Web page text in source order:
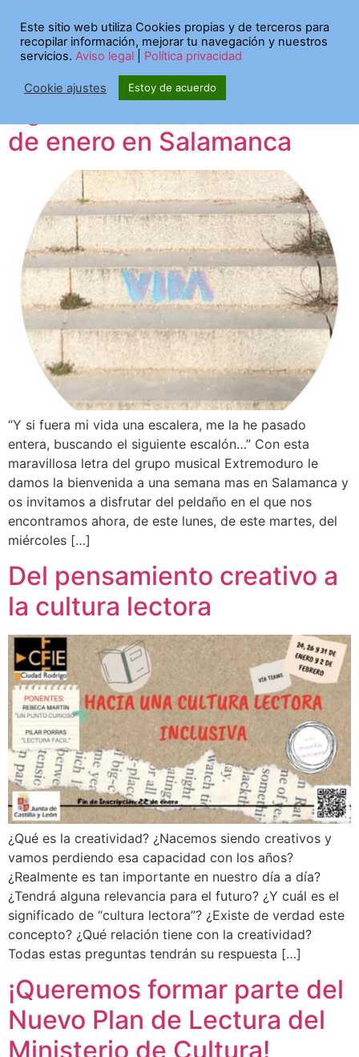
Etiqueta:plan de
lectura
Agenda curiosa del 24 al 28
de enero en Salamanca
“Y si fuera mi vida una escalera, me la he pasado
entera, buscando el siguiente escalón…” Con esta
maravillosa letra del grupo musical Extremoduro le
damos la bienvenida a una semana mas en Salamanca y
os invitamos a disfrutar del peldaño en el que nos
encontramos ahora, de este lunes, de este martes, del
miércoles […]
Del pensamiento creativo a
la cultura lectora
¿Qué es la creatividad? ¿Nacemos siendo creativos y
vamos perdiendo esa capacidad con los años?
¿Realmente es tan importante en nuestro día a día?
¿Tendrá alguna relevancia para el futuro? ¿Y cuál es el
significado de “cultura lectora”? ¿Existe de verdad este
concepto? ¿Qué relación tiene con la creatividad?
Todas estas preguntas tendrán su respuesta […]
¡Queremos formar parte del
Nuevo Plan de Lectura del
Ministerio de Cultura!
Este sitio web utiliza Cookies propias y de terceros para
recopilar información, mejorar tu navegación y nuestros
servicios. Aviso legal Política privacidad
Cookie ajustes Estoy de acuerdo